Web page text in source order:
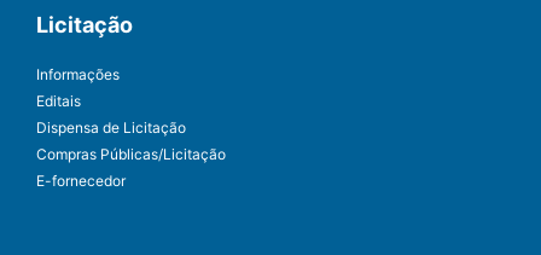
Licitação
Informações
Editais
Dispensa de Licitação
Compras Públicas/Licitação
E-fornecedor